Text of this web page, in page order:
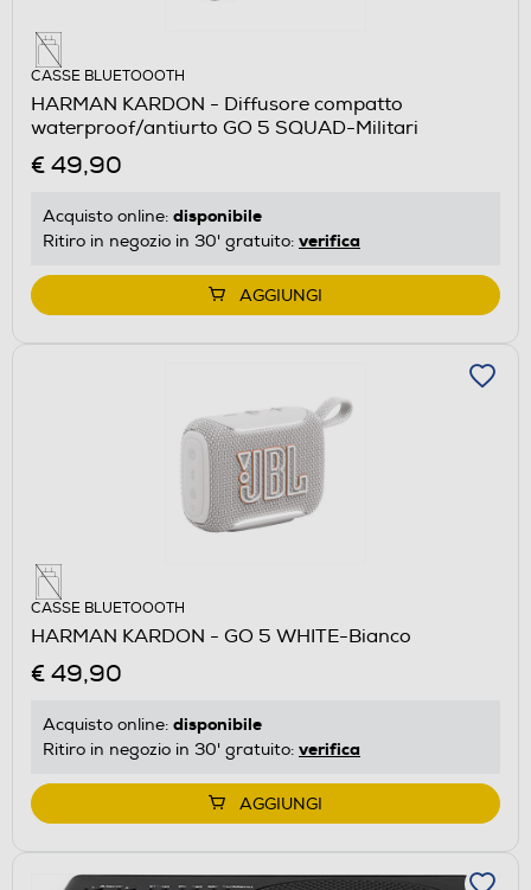
CASSE BLUETOOOTH
HARMAN KARDON - Diffusore compatto
waterproof/antiurto GO 5 SQUAD-Militari
€ 49,90
Acquisto online: disponibile
Ritiro in negozio in 30' gratuito: verifica
AGGIUNGI
CASSE BLUETOOOTH
HARMAN KARDON - GO 5 WHITE-Bianco
€ 49,90
Acquisto online: disponibile
Ritiro in negozio in 30' gratuito: verifica
AGGIUNGI